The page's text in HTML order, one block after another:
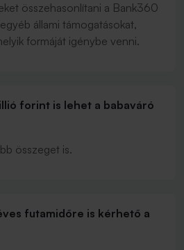
összehasonlítani a Bank360
állami támogatásokat,
formáját igénybe venni.
forint is lehet a babaváró
összeget is.
futamidőre is kérhető a